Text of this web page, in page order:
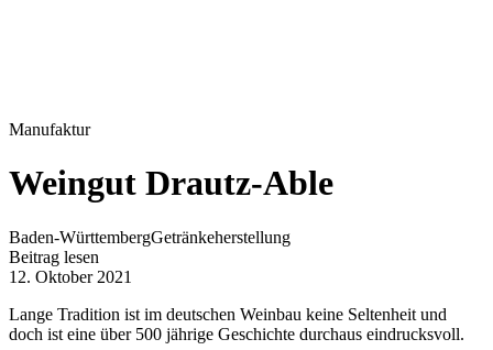
Manufaktur
Weingut Drautz-Able
Baden-WürttembergGetränkeherstellung
Beitrag lesen
12. Oktober 2021
Lange Tradition ist im deutschen Weinbau keine Seltenheit und
doch ist eine über 500 jährige Geschichte durchaus eindrucksvoll.